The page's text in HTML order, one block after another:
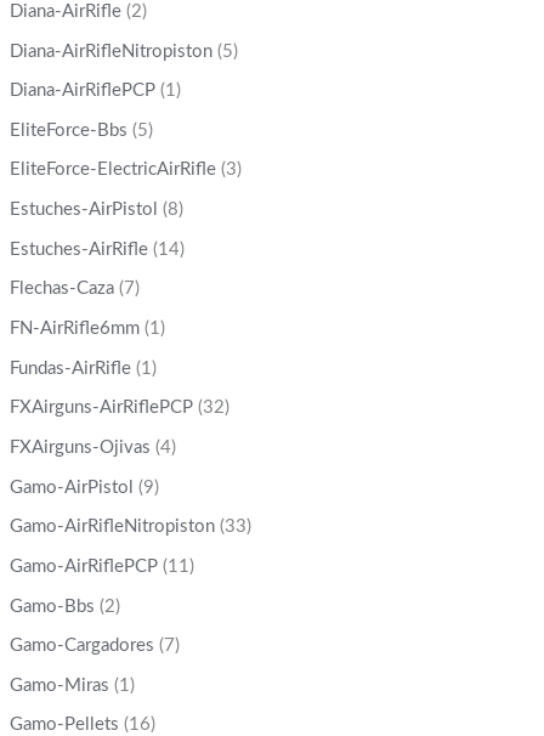
Diana-AirRifle (2)
Diana-AirRifleNitropiston (5)
Diana-AirRiflePCP (1)
EliteForce-Bbs (5)
EliteForce-ElectricAirRifle (3)
Estuches-AirPistol (8)
Estuches-AirRifle (14)
Flechas-Caza (7)
FN-AirRifle6mm (1)
Fundas-AirRifle (1)
FXAirguns-AirRiflePCP (32)
FXAirguns-Ojivas (4)
Gamo-AirPistol (9)
Gamo-AirRifleNitropiston (33)
Gamo-AirRiflePCP (11)
Gamo-Bbs (2)
Gamo-Cargadores (7)
Gamo-Miras (1)
Gamo-Pellets (16)